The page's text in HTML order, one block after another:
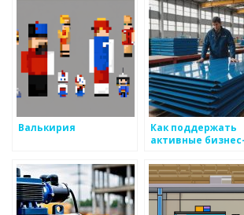
Валькирия
Как поддержать
активные бизнес-
раскрытия
металоизделий